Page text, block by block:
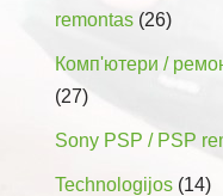
remontas (26)
Комп'ютери /
(27)
Sony PSP / PSP
Technologijos (14)